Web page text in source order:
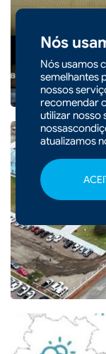
Nós
Nós usamos
semelhantes
nossos
recomendar
utilizar nosso
atualizamos